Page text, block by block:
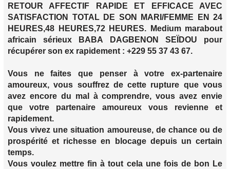
RETOUR AFFECTIF RAPIDE ET EFFICACE AVEC
SATISFACTION TOTAL DE SON MARI/FEMME EN 24
HEURES,48 HEURES,72 HEURES. Medium marabout
africain sérieux BABA DAGBENON SEÏDOU pour
récupérer son ex rapidement : +229 55 37 43 67.
Vous ne faites que penser à votre ex-partenaire
amoureux, vous souffrez de cette rupture que vous
avez encore du mal à comprendre, vous avez envie
que votre partenaire amoureux vous revienne et
rapidement.
Vous vivez une situation amoureuse, de chance ou de
prospérité et richesse en blocage depuis un certain
temps.
Vous voulez mettre fin à tout cela une fois de bon Le